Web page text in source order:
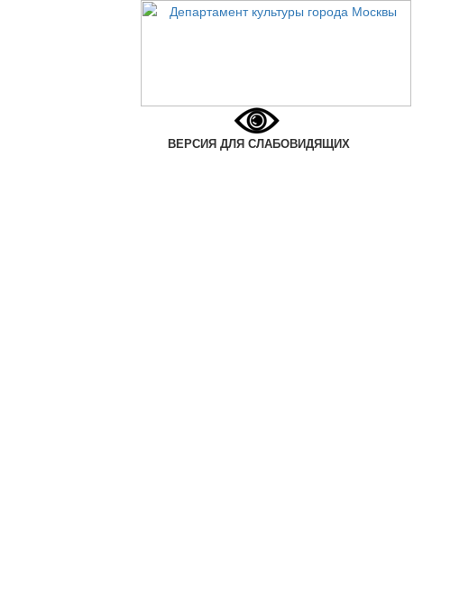
ВЕРСИЯ ДЛЯ СЛАБОВИДЯЩИХ